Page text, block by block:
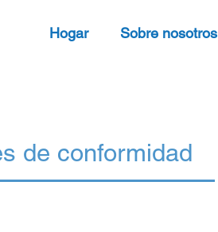
Hogar Sobre nosotros
de conformidad